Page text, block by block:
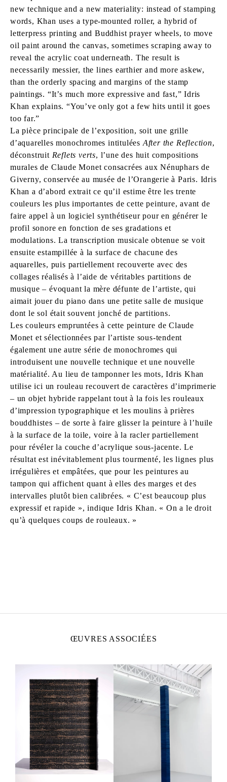
new technique and a new materiality: instead of stamping
words, Khan uses a type-mounted roller, a hybrid of
letterpress printing and Buddhist prayer wheels, to move
oil paint around the canvas, sometimes scraping away to
reveal the acrylic coat underneath. The result is
necessarily messier, the lines earthier and more askew,
than the orderly spacing and margins of the stamp
paintings. “It’s much more expressive and fast,” Idris
Khan explains. “You’ve only got a few hits until it goes
too far.”
La pièce principale de l’exposition, soit une grille
d’aquarelles monochromes intitulées After the Reflection,
déconstruit Reflets verts, l’une des huit compositions
murales de Claude Monet consacrées aux Nénuphars de
Giverny, conservée au musée de l’Orangerie à Paris. Idris
Khan a d’abord extrait ce qu’il estime être les trente
couleurs les plus importantes de cette peinture, avant de
faire appel à un logiciel synthétiseur pour en générer le
profil sonore en fonction de ses gradations et
modulations. La transcription musicale obtenue se voit
ensuite estampillée à la surface de chacune des
aquarelles, puis partiellement recouverte avec des
collages réalisés à l’aide de véritables partitions de
musique – évoquant la mère défunte de l’artiste, qui
aimait jouer du piano dans une petite salle de musique
dont le sol était souvent jonché de partitions.
Les couleurs empruntées à cette peinture de Claude
Monet et sélectionnées par l’artiste sous-tendent
également une autre série de monochromes qui
introduisent une nouvelle technique et une nouvelle
matérialité. Au lieu de tamponner les mots, Idris Khan
utilise ici un rouleau recouvert de caractères d’imprimerie
– un objet hybride rappelant tout à la fois les rouleaux
d’impression typographique et les moulins à prières
bouddhistes – de sorte à faire glisser la peinture à l’huile
à la surface de la toile, voire à la racler partiellement
pour révéler la couche d’acrylique sous-jacente. Le
résultat est inévitablement plus tourmenté, les lignes plus
irrégulières et empâtées, que pour les peintures au
tampon qui affichent quant à elles des marges et des
intervalles plutôt bien calibrées. « C’est beaucoup plus
expressif et rapide », indique Idris Khan. « On a le droit
qu’à quelques coups de rouleaux. »
ŒUVRES ASSOCIÉES